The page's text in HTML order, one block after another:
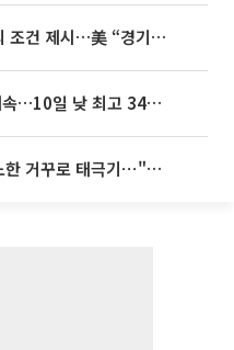
이란, 미국에 호르무즈 합의 조건 제시…美 “경기 아직 안 끝나” [종합]
[내일 날씨] 전국 무더위 계속…10일 낮 최고 34도 육박
서경덕 교수, 김희철도 분노한 거꾸로 태극기⋯"엉터리는 아냐, 아쉬울 뿐"